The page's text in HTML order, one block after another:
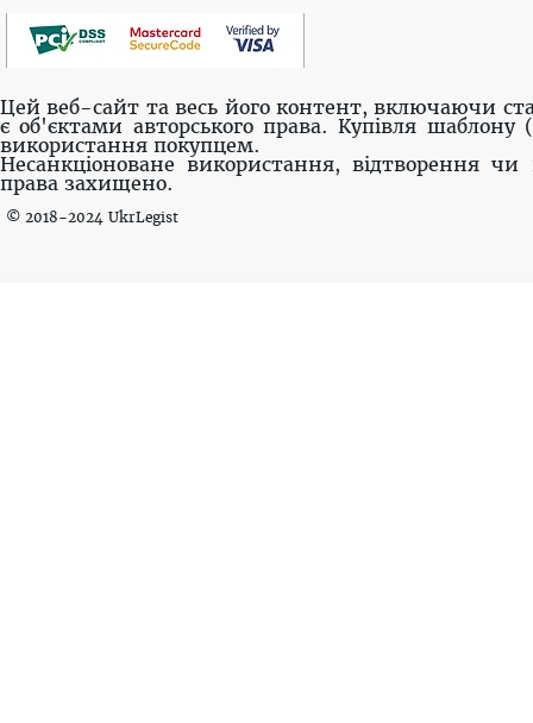
Цей веб-сайт та весь його контент, включаючи
є об'єктами авторського права. Купівля шаблону
використання покупцем.
Несанкціоноване використання, відтворення
права захищено.
© 2018-2024 UkrLegist